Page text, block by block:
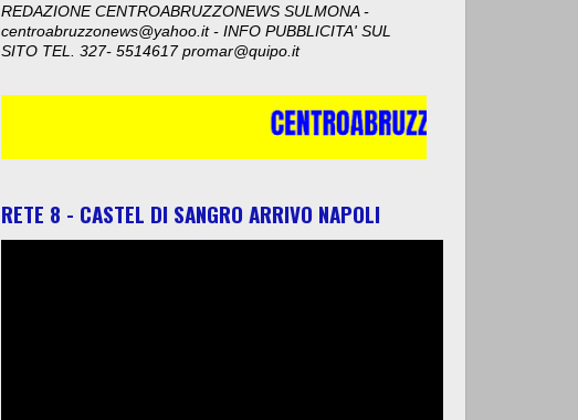
REDAZIONE CENTROABRUZZONEWS SULMONA -
centroabruzzonews@yahoo.it - INFO PUBBLICITA' SUL
SITO TEL. 327- 5514617 promar@quipo.it
RETE 8 - CASTEL DI SANGRO ARRIVO NAPOLI